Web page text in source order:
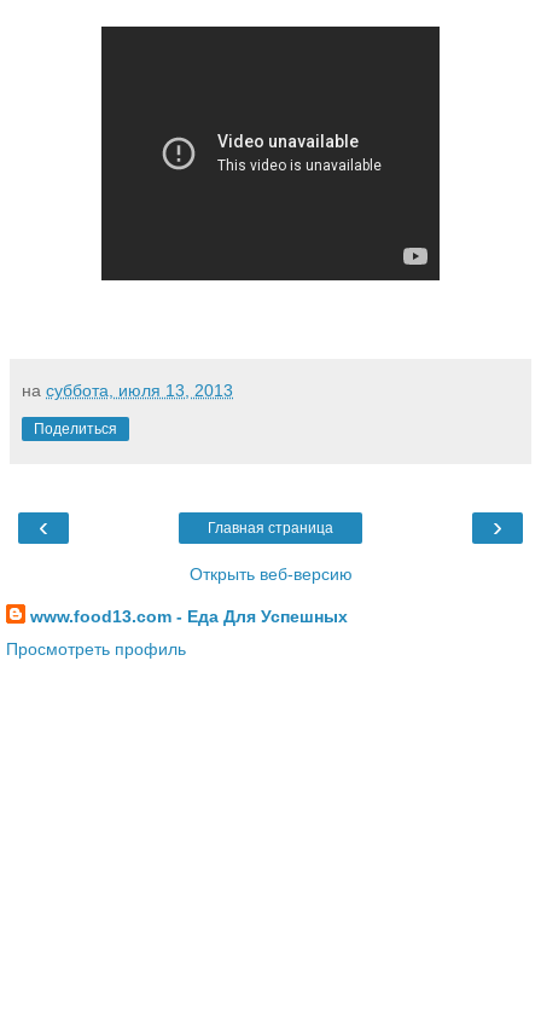
на суббота, июля 13, 2013
Поделиться
‹ ›
Главная страница
Открыть веб-версию
www.food13.com - Еда Для Успешных
Просмотреть профиль